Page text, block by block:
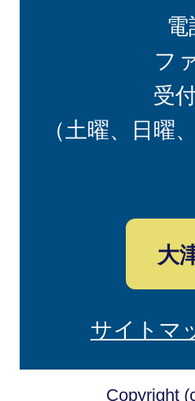
電
フ
受
（土曜、日曜
大
サイトマ
Copyright